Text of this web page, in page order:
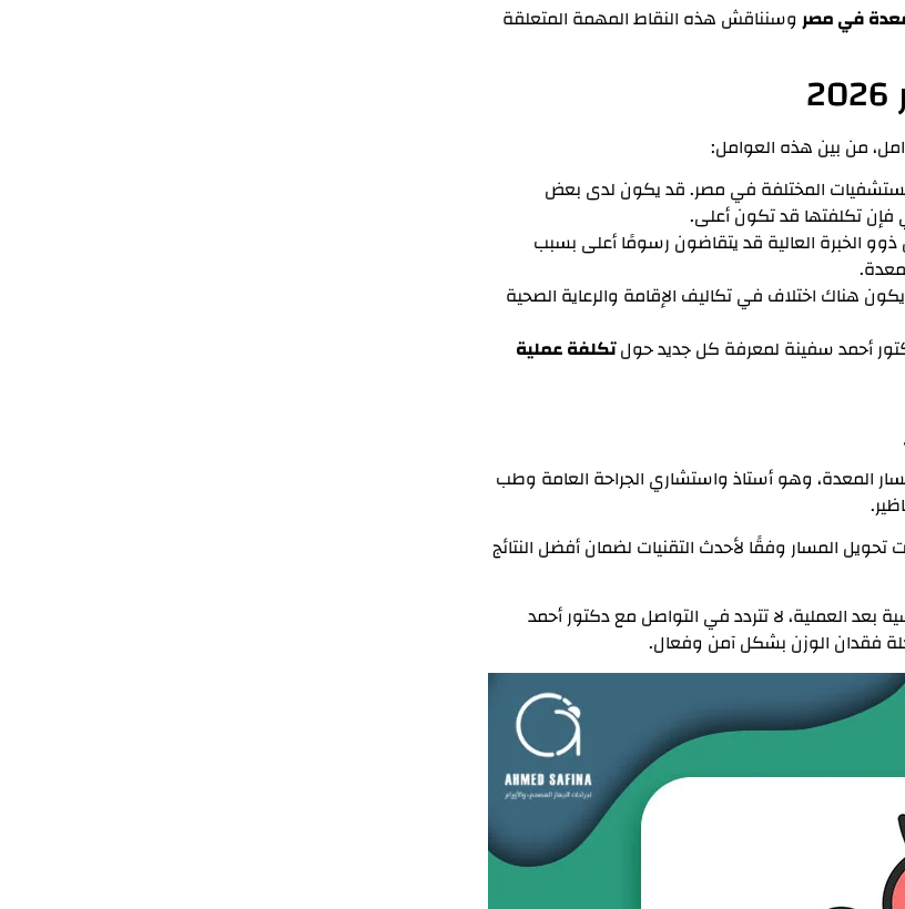
في مصر وسنناقش هذه النقاط المهمة المتعلقة
من بين هذه العوامل:
المختلفة في مصر. قد يكون لدى بعض
فإن تكلفتها قد تكون أعلى.
ذوو الخبرة العالية قد يتقاضون رسومًا أعلى بسبب
هناك اختلاف في تكاليف الإقامة والرعاية الصحية
أحمد سفينة لمعرفة كل جديد حولتكلفة عملية
المعدة، وهو أستاذ واستشاري الجراحة العامة وطب
المسار وفقًا لأحدث التقنيات لضمان أفضل النتائج
بعد العملية، لا تتردد في التواصل مع دكتور أحمد
فقدان الوزن بشكل آمن وفعال.